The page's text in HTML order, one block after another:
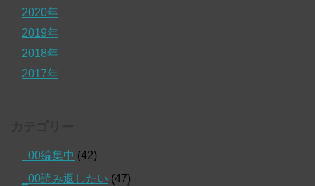
2020年
2019年
2018年
2017年
_00編集中 (42)
_00読み返したい (47)